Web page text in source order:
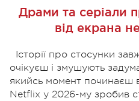
Драми та серіали
від екрана
Історії про стосунки
очікуєш і змушують
якийсь момент починаєш
Netflix у 2026-му зробив